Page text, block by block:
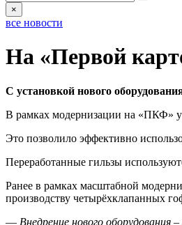
×
все новости
На «Первой
С установкой нового
В рамках модернизации на «ПКФ»
Это позволило эффективно
Переработанные гильзы
Ранее в рамках масштабной
производству четырёхклапанных
— Внедрение нового